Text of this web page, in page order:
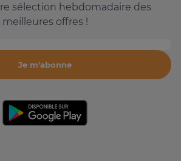
sélection hebdomadaire des
meilleures offres !
Je m'abonne